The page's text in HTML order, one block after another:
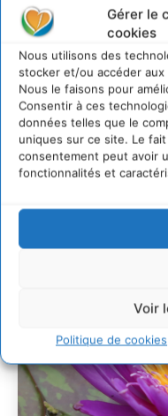
Gérer le
cookies
Nous utilisons des
stocker et/ou accéder
Nous le faisons pour
Consentir à ces
données telles que le
uniques sur ce site. Le
consentement peut avoir
fonctionnalités et
Voir
Politique de cookies
Un kit citoyen pour
développement des
villes
29 juillet 2026
L’éco-anxiété
28 juillet 2026
7 indicateurs pour
adaptées au
27 juillet 2026